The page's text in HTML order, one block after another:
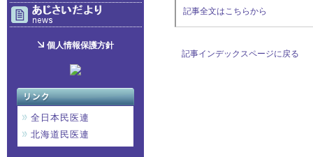
個人情報保護方針
全日本民医連
北海道民医連
記事全文はこちらから
記事インデックスページに戻る